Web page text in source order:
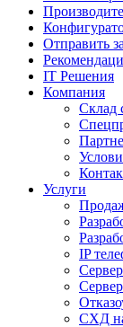
Отправить
IT Решения
Компания
Склад
Услуги
IP
СХД